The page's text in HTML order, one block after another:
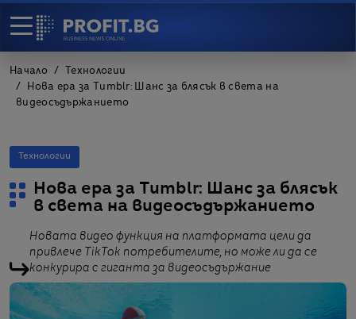
Начало
Технологии
Нова ера за Tumblr: Шанс за блясък в света на
видеосъдържанието
Технологии
Нова ера за Tumblr: Шанс за блясък
в света на видеосъдържанието
Новата видео функция на платформата цели да
привлече TikTok потребителите, но може ли да се
конкурира с гиганта за видеосъдържание